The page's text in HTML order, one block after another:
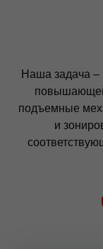
Наша задача –
подъемные
и